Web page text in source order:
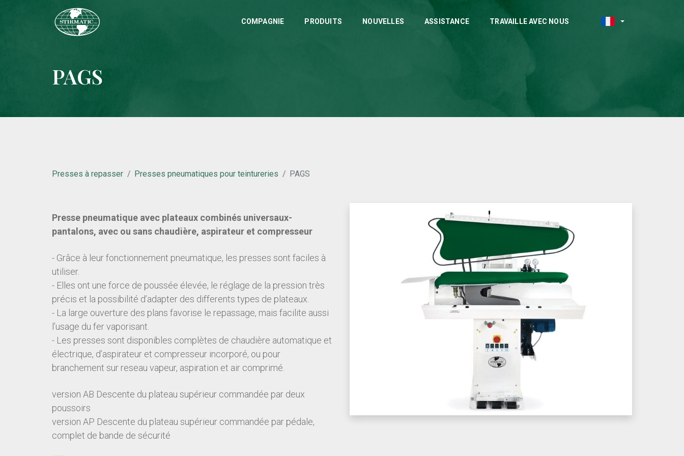
COMPAGNIE PRODUITS NOUVELLES ASSISTANCE TRAVAILLE AVEC NOUS
PAGS
Presses à repasser Presses pneumatiques pour teintureries PAGS
Presse pneumatique avec plateaux combinés universaux-
pantalons, avec ou sans chaudière, aspirateur et compresseur
- Grâce à leur fonctionnement pneumatique, les presses sont faciles à
utiliser.
- Elles ont une force de poussée élevée, le réglage de la pression très
précis et la possibilité d’adapter des differents types de plateaux.
- La large ouverture des plans favorise le repassage, mais facilite aussi
l’usage du fer vaporisant.
- Les presses sont disponibles complètes de chaudière automatique et
électrique, d’aspirateur et compresseur incorporé, ou pour
branchement sur reseau vapeur, aspiration et air comprimé.
version AB Descente du plateau supérieur commandée par deux
poussoirs
version AP Descente du plateau supérieur commandée par pédale,
complet de bande de sécurité